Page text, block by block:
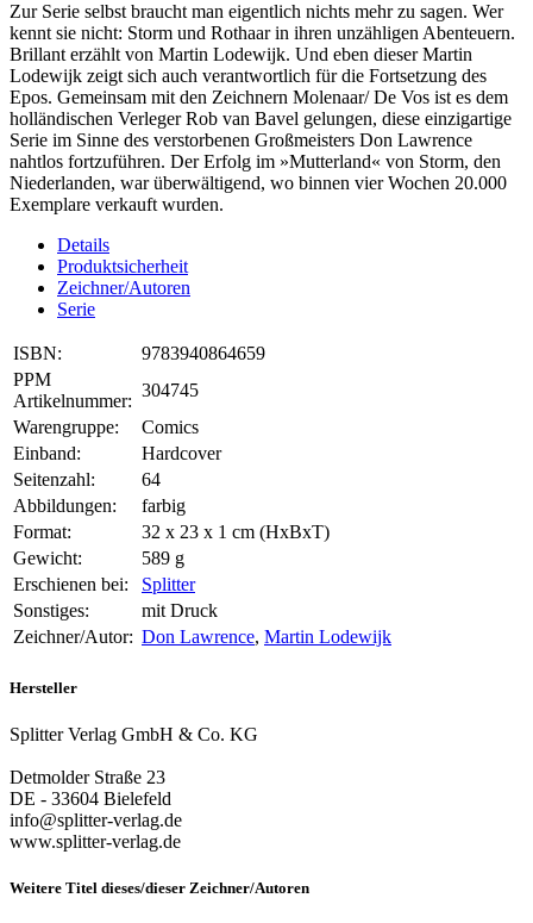
Zur Serie selbst braucht man eigentlich nichts mehr zu sagen. Wer
kennt sie nicht: Storm und Rothaar in ihren unzähligen Abenteuern.
Brillant erzählt von Martin Lodewijk. Und eben dieser Martin
Lodewijk zeigt sich auch verantwortlich für die Fortsetzung des
Epos. Gemeinsam mit den Zeichnern Molenaar/ De Vos ist es dem
holländischen Verleger Rob van Bavel gelungen, diese einzigartige
Serie im Sinne des verstorbenen Großmeisters Don Lawrence
nahtlos fortzuführen. Der Erfolg im »Mutterland« von Storm, den
Niederlanden, war überwältigend, wo binnen vier Wochen 20.000
Exemplare verkauft wurden.
Details
Produktsicherheit
Zeichner/Autoren
Serie
ISBN:
9783940864659
PPM
Artikelnummer:
304745
Warengruppe:
Comics
Einband:
Hardcover
Seitenzahl:
64
Abbildungen:
farbig
Format:
32 x 23 x 1 cm (HxBxT)
Gewicht:
589 g
Erschienen bei:
Splitter
Sonstiges:
mit Druck
Zeichner/Autor: Don Lawrence, Martin Lodewijk
Hersteller
Splitter Verlag GmbH & Co. KG
Detmolder Straße 23
DE - 33604 Bielefeld
info@splitter-verlag.de
www.splitter-verlag.de
Weitere Titel dieses/dieser Zeichner/Autoren